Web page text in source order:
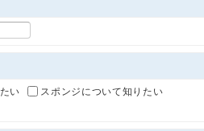
い
スポンジについて知りたい